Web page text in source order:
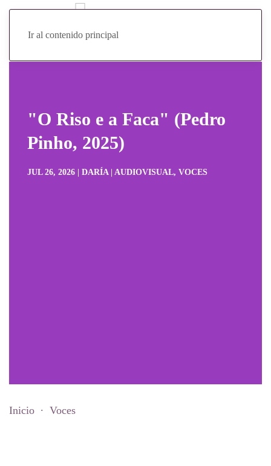
Ir al contenido principal
"O Riso e a Faca" (Pedro
Pinho, 2025)
JUL 26, 2026 | DARÍA | AUDIOVISUAL, VOCES
Inicio Voces